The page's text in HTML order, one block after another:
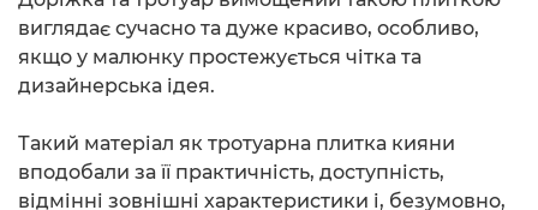
виглядає сучасно та дуже красиво, особливо,
якщо у малюнку простежується чітка та
дизайнерська ідея.
Такий матеріал як тротуарна плитка кияни
вподобали за її практичність, доступність,
відмінні зовнішні характеристики і, безумовно,